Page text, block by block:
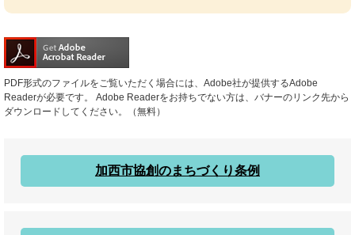
PDF形式のファイルをご覧いただく場合には、Adobe社が提供するAdobe
Readerが必要です。
Adobe Readerをお持ちでない方は、バナーのリンク先から
ダウンロードしてください。（無料）
加西市協創のまちづくり条例